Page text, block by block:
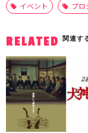
イベント プロ
RELATED 関連す